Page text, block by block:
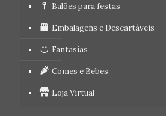
Balões para festas
Embalagens e Descartáveis
Fantasias
Comes e Bebes
Loja Virtual